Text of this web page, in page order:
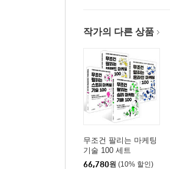
작가의 다른 상품
무조건 팔리는 마케팅
기술 100 세트
66,780원 (10% 할인)